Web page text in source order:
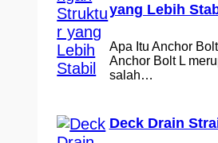
yang Lebih
Apa Itu Anchor
Anchor Bolt L
salah…
Deck Drain